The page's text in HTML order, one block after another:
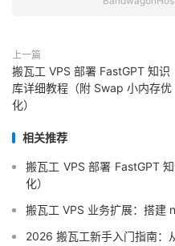
上一篇
搬瓦工 VPS 部署 FastGPT 知识
库详细教程（附 Swap 小内存优
化）
相关推荐
搬瓦工 VPS 部署 FastGPT
化）
搬瓦工 VPS 业务扩展：搭建
2026 搬瓦工新手入门指南：